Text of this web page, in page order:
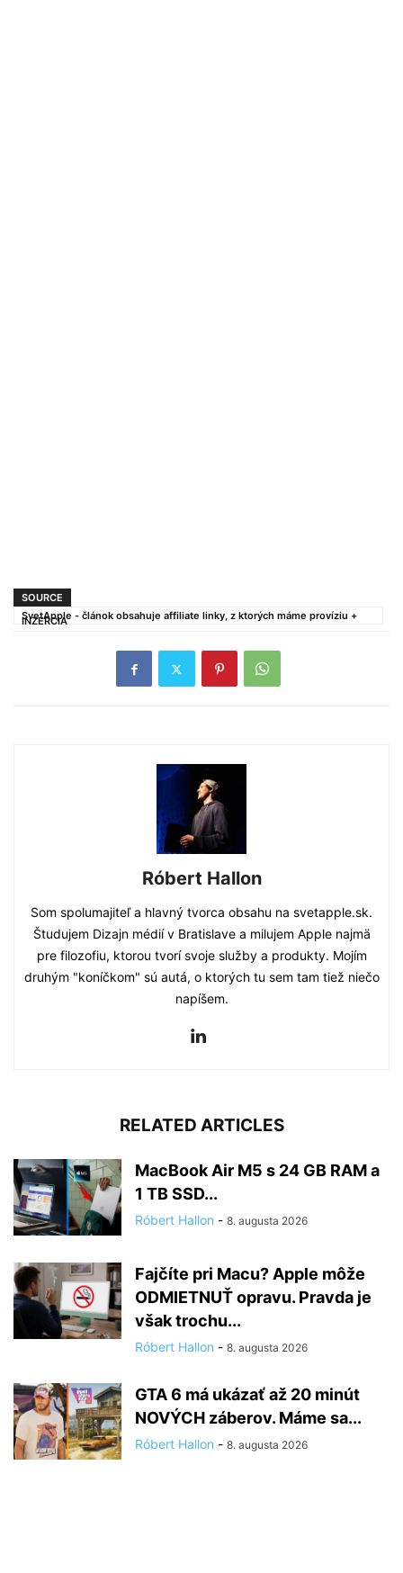
SOURCE
SvetApple - článok obsahuje affiliate linky, z ktorých máme províziu +
INZERCIA
Róbert Hallon
Som spolumajiteľ a hlavný tvorca obsahu na svetapple.sk.
Študujem Dizajn médií v Bratislave a milujem Apple najmä
pre filozofiu, ktorou tvorí svoje služby a produkty. Mojím
druhým "koníčkom" sú autá, o ktorých tu sem tam tiež niečo
napíšem.
RELATED ARTICLES
MacBook Air M5 s 24 GB RAM a
1 TB SSD...
Róbert Hallon - 8. augusta 2026
Fajčíte pri Macu? Apple môže
ODMIETNUŤ opravu. Pravda je
však trochu...
Róbert Hallon - 8. augusta 2026
GTA 6 má ukázať až 20 minút
NOVÝCH záberov. Máme sa...
Róbert Hallon - 8. augusta 2026